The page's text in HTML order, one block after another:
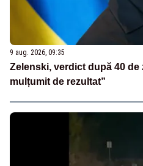
9 aug. 2026, 09:35
Zelenski, verdict după 40 de
mulțumit de rezultat”